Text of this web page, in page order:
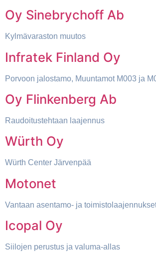
Oy Sinebrychoff Ab
Kylmävaraston muutos
Infratek Finland Oy
Porvoon jalostamo, Muuntamot M003 ja
Oy Flinkenberg Ab
Raudoitustehtaan laajennus
Würth Oy
Würth Center Järvenpää
Motonet
Vantaan asentamo- ja
Icopal Oy
Siilojen perustus ja valuma-allas